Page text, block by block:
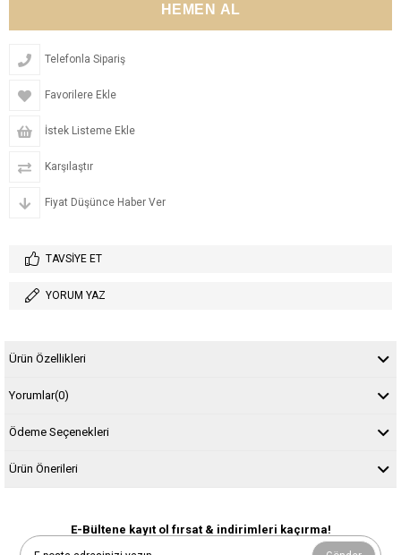
Telefonla Sipariş
Favorilere Ekle
İstek Listeme Ekle
Karşılaştır
Fiyat Düşünce Haber Ver
TAVSIYE ET
YORUM YAZ
Ürün Özellikleri
Yorumlar(0)
Ödeme Seçenekleri
Ürün Önerileri
E-Bültene kayıt ol fırsat & indirimleri kaçırma!